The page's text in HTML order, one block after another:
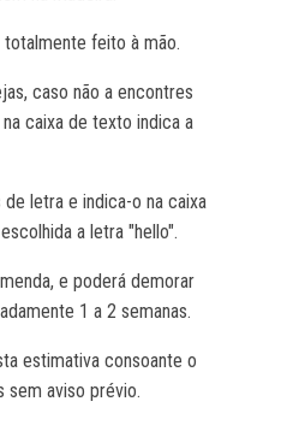
feito à mão.
caso não a encontres
caixa de texto indica a
letra e indica-o na caixa
a letra "hello".
e poderá demorar
1 a 2 semanas.
estimativa consoante o
sem aviso prévio.